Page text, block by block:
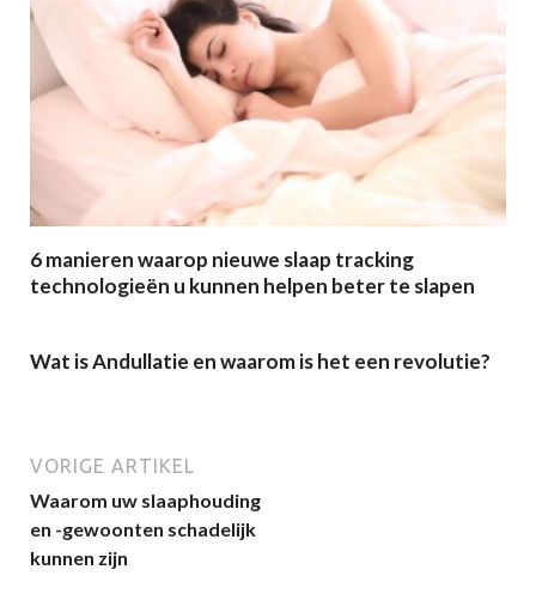
6 manieren waarop nieuwe slaap tracking
technologieën u kunnen helpen beter te slapen
Wat is Andullatie en waarom is het een revolutie?
VORIGE ARTIKEL
Waarom uw slaaphouding
en -gewoonten schadelijk
kunnen zijn